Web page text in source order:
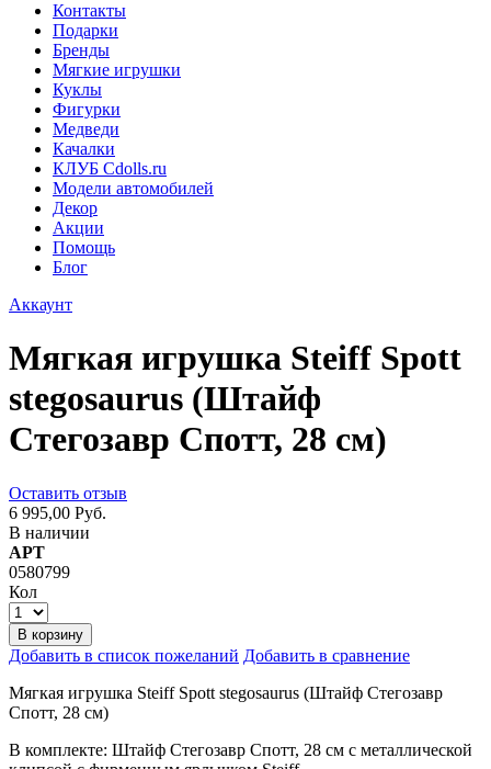
Контакты
Подарки
Бренды
Мягкие игрушки
Куклы
Фигурки
Медведи
Качалки
КЛУБ Cdolls.ru
Модели автомобилей
Декор
Акции
Помощь
Блог
Аккаунт
Мягкая игрушка Steiff Spott
stegosaurus (Штайф
Стегозавр Спотт, 28 см)
Оставить отзыв
6 995,00 Руб.
В наличии
АРТ
0580799
Кол
В корзину
Добавить в список пожеланий Добавить в сравнение
Мягкая игрушка Steiff Spott stegosaurus (Штайф Стегозавр
Спотт, 28 см)
В комплекте: Штайф Стегозавр Спотт, 28 см с металлической